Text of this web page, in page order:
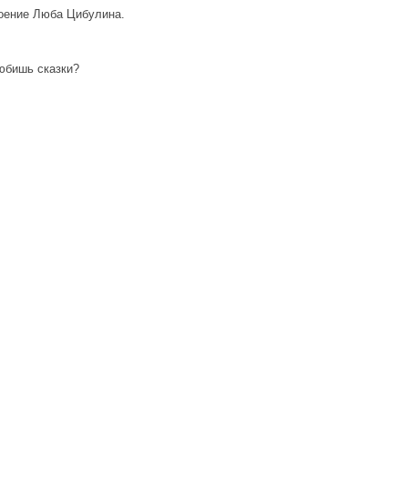
Люба Цибулина.
сказки?